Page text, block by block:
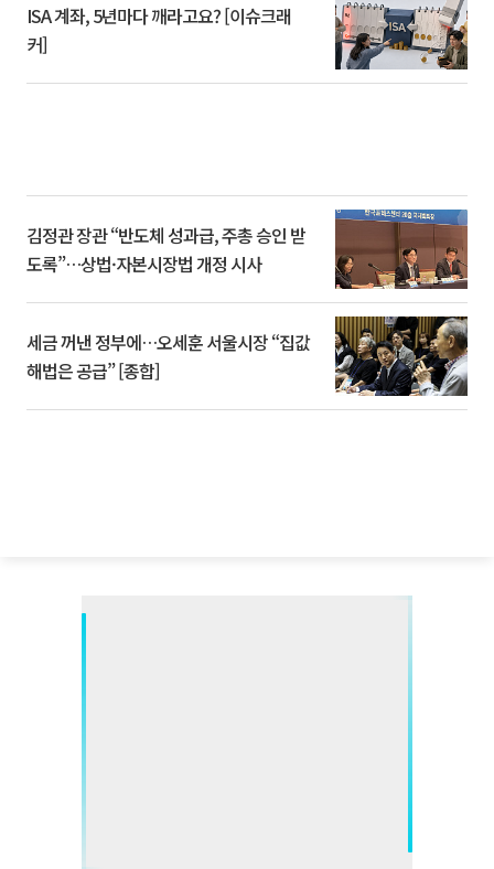
ISA 계좌, 5년마다 깨라고요? [이슈크래
커]
김정관 장관 “반도체 성과급, 주총 승인 받
도록”…상법·자본시장법 개정 시사
세금 꺼낸 정부에…오세훈 서울시장 “집값
해법은 공급” [종합]